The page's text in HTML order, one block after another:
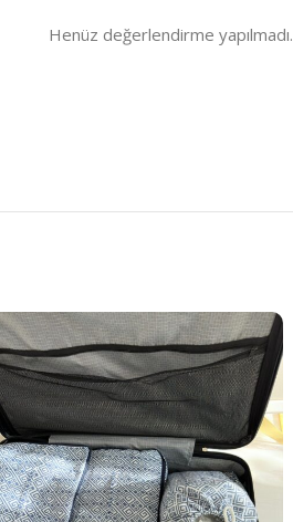
Henüz değerlendirme yapılmadı.